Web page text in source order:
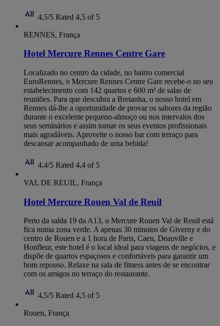
4,5/5 Rated 4,5 of 5
RENNES, França
Hotel Mercure Rennes Centre Gare
Localizado no centro da cidade, no bairro comercial
EuroRennes, o Mercure Rennes Centre Gare recebe-o no seu
estabelecimento com 142 quartos e 600 m² de salas de
reuniões. Para que descubra a Bretanha, o nosso hotel em
Rennes dá-lhe a oportunidade de provar os sabores da região
durante o excelente pequeno-almoço ou nos intervalos dos
seus seminários e assim tornar os seus eventos profissionais
mais agradáveis. Aproveite o nosso bar com terraço para
descansar acompanhado de uma bebida!
4,4/5 Rated 4,4 of 5
VAL DE REUIL, França
Hotel Mercure Rouen Val de Reuil
Perto da saída 19 da A13, o Mercure Rouen Val de Reuil está
fica numa zona verde. A apenas 30 minutos de Giverny e do
centro de Rouen e a 1 hora de Paris, Caen, Deauville e
Honfleur, este hotel é o local ideal para viagens de negócios, e
dispõe de quartos espaçosos e confortáveis para garantir um
bom repouso. Relaxe na sala de fitness antes de se encontrar
com os amigos no terraço do restaurante.
4,5/5 Rated 4,5 of 5
Rouen, França